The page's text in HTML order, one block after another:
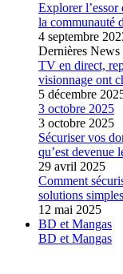
Explorer l’essor
la communauté
4 septembre
Dernières News
TV en direct,
visionnage ont
5 décembre
3 octobre 2025
3 octobre 2025
Sécuriser vos
qu’est devenue
29 avril 2025
Comment
solutions
12 mai 2025
BD et Mangas
BD et Mangas